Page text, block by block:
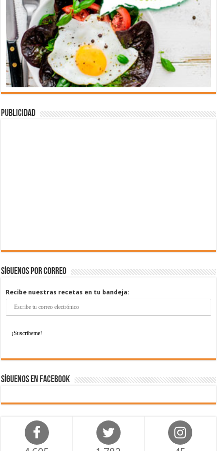
Publicidad
Síguenos por correo
Recibe nuestras recetas en tu bandeja:
Síguenos en Facebook